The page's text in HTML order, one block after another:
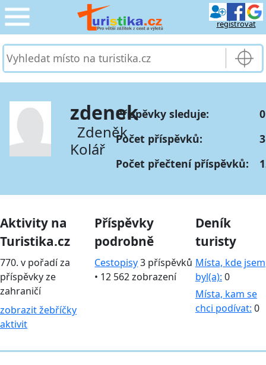
registrovat
CESTOVÁNÍ
SLUŽBY & DOPRAVA ›
PRO TURISTY ›
MOJE TURISTIKA ›
zdenek
Zdeněk
Kolář
Příspěvky sleduje:
Počet příspěvků:
3
Počet přečtení příspěvků:
Aktivity na
Turistika.cz
770. v pořadí za
příspěvky ze
zahraničí
zobrazit žebříčky
aktivit
Příspěvky
podrobně
Cestopisy3 příspěvků
• 12 562 zobrazení
Deník
turisty
Místa, kde jsem
byl(a): 0
Místa, kam se
chci podívat: 0